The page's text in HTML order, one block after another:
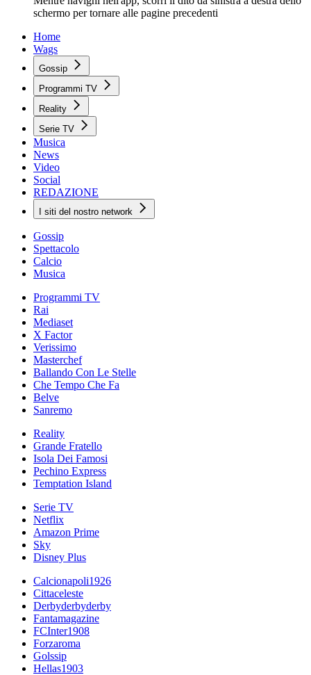
schermo per tornare alle pagine precedenti
Home
Wags
Gossip
Programmi TV
Reality
Serie TV
Musica
News
Video
Social
REDAZIONE
I siti del nostro network
Gossip
Spettacolo
Calcio
Musica
Programmi TV
Rai
Mediaset
X Factor
Verissimo
Masterchef
Ballando Con Le Stelle
Che Tempo Che Fa
Belve
Sanremo
Reality
Grande Fratello
Isola Dei Famosi
Pechino Express
Temptation Island
Serie TV
Netflix
Amazon Prime
Sky
Disney Plus
Calcionapoli1926
Cittaceleste
Derbyderbyderby
Fantamagazine
FCInter1908
Forzaroma
Golssip
Hellas1903